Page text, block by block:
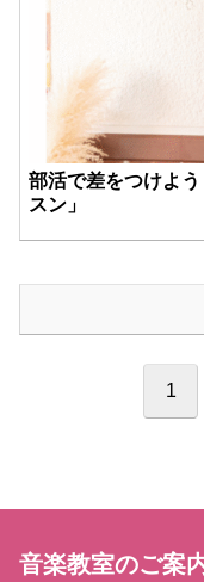
部活で差をつけよ
スン」
1
音楽教室のご案